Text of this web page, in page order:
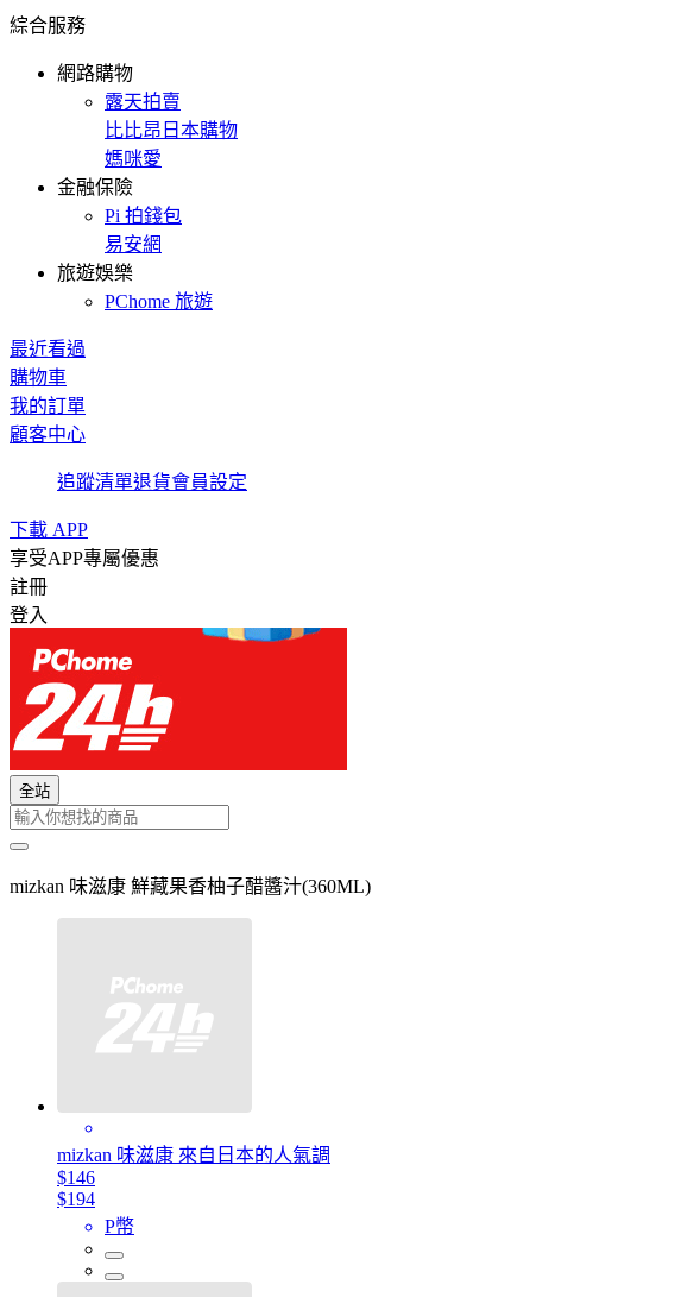
綜合服務
網路購物
露天拍賣
比比昂日本購物
媽咪愛
金融保險
Pi 拍錢包
易安網
旅遊娛樂
PChome 旅遊
最近看過
購物車
我的訂單
顧客中心
追蹤清單退貨會員設定
下載 APP
享受APP專屬優惠
註冊
登入
全站
mizkan 味滋康 鮮藏果香柚子醋醬汁(360ML)
mizkan 味滋康 來自日本的人氣調
$146
$194
P幣